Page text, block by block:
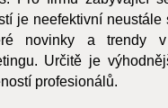
je neefektivní neustále
novinky a trendy
Určitě je
profesionálů.